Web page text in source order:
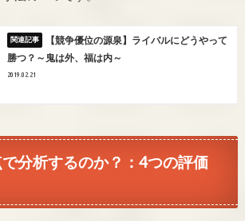
【競争優位の源泉】ライバルにどうやって
勝つ？～鬼は外、福は内～
2019.02.21
分析するのか？：4つの評価